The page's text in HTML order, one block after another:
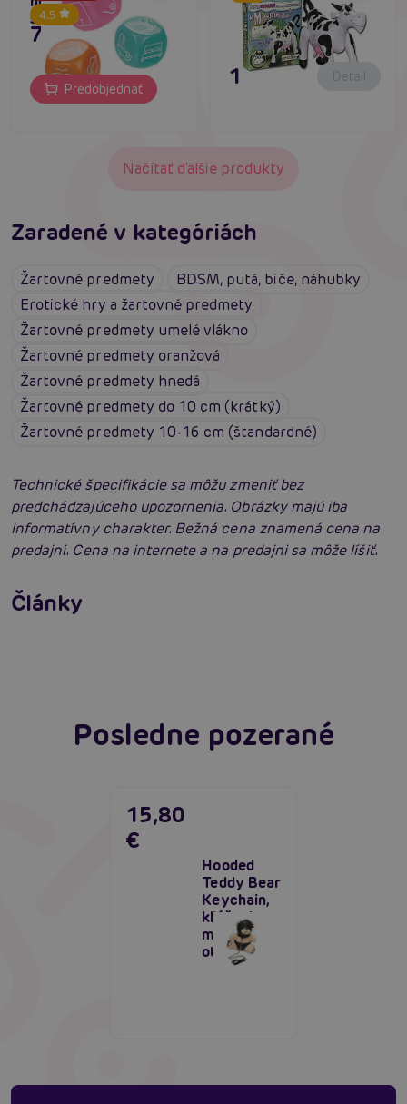
4.5
sexy zážitky
7,80 €
Predobjednať 19,80 € Detail
Načítať ďalšie produkty
Zaradené v kategóriách
Žartovné predmety
BDSM, putá, biče, náhubky
Erotické hry a žartovné predmety
Žartovné predmety umelé vlákno
Žartovné predmety oranžová
Žartovné predmety hnedá
Žartovné predmety do 10 cm (krátký)
Žartovné predmety 10-16 cm (štandardné)
Technické špecifikácie sa môžu zmeniť bez
predchádzajúceho upozornenia. Obrázky majú iba
informatívny charakter. Bežná cena znamená cena na
predajni. Cena na internete a na predajni sa môže líšiť.
Články
Erotická inteligencia: Príručka Sexiómov
Čítať viacej
Swingers párty po prvýkrát: erotický raj plný
extázy? Sprievodca, ktorý vám otvorí dvere!
Posledne pozerané
Hooded
Teddy Bear
Keychain,
kľúčenka
medvedík
otrok
15,80
€